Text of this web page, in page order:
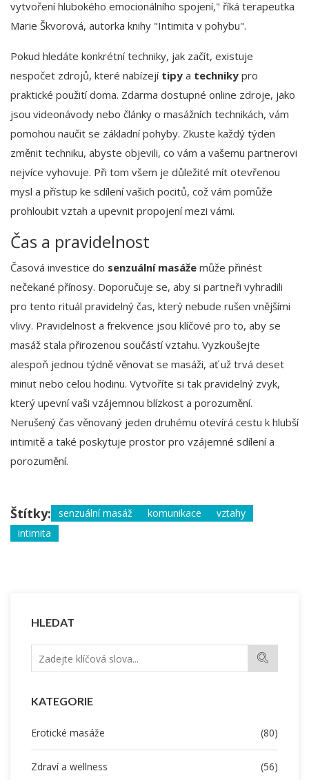
HLEDAT
KATEGORIE
Erotické masáže (80)
Zdraví a wellness (56)
vytvoření hlubokého emocionálního spojení," říká terapeutka
Marie Škvorová, autorka knihy "Intimita v pohybu".
Pokud hledáte konkrétní techniky, jak začít, existuje
nespočet zdrojů, které nabízejí tipy a techniky pro
praktické použití doma. Zdarma dostupné online zdroje, jako
jsou videonávody nebo články o masážních technikách, vám
pomohou naučit se základní pohyby. Zkuste každý týden
změnit techniku, abyste objevili, co vám a vašemu partnerovi
nejvíce vyhovuje. Při tom všem je důležité mít otevřenou
mysl a přístup ke sdílení vašich pocitů, což vám pomůže
prohloubit vztah a upevnit propojení mezi vámi.
Čas a pravidelnost
Časová investice do senzuální masáže může přinést
nečekané přínosy. Doporučuje se, aby si partneři vyhradili
pro tento rituál pravidelný čas, který nebude rušen vnějšími
vlivy. Pravidelnost a frekvence jsou klíčové pro to, aby se
masáž stala přirozenou součástí vztahu. Vyzkoušejte
alespoň jednou týdně věnovat se masáži, ať už trvá deset
minut nebo celou hodinu. Vytvoříte si tak pravidelný zvyk,
který upevní vaši vzájemnou blízkost a porozumění.
Nerušený čas věnovaný jeden druhému otevírá cestu k hlubší
intimitě a také poskytuje prostor pro vzájemné sdílení a
porozumění.
Štítky: senzuální masáž komunikace
vztahy
intimita